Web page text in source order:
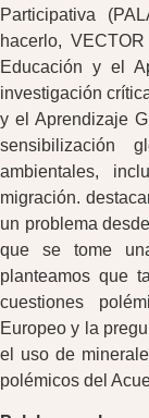
Participativa
hacerlo,
Educación y el
investigación
y el Aprendizaje
sensibilización
ambientales,
migración.
un problema
que se tome
planteamos que
cuestiones
Europeo y la
el uso de
polémicos del